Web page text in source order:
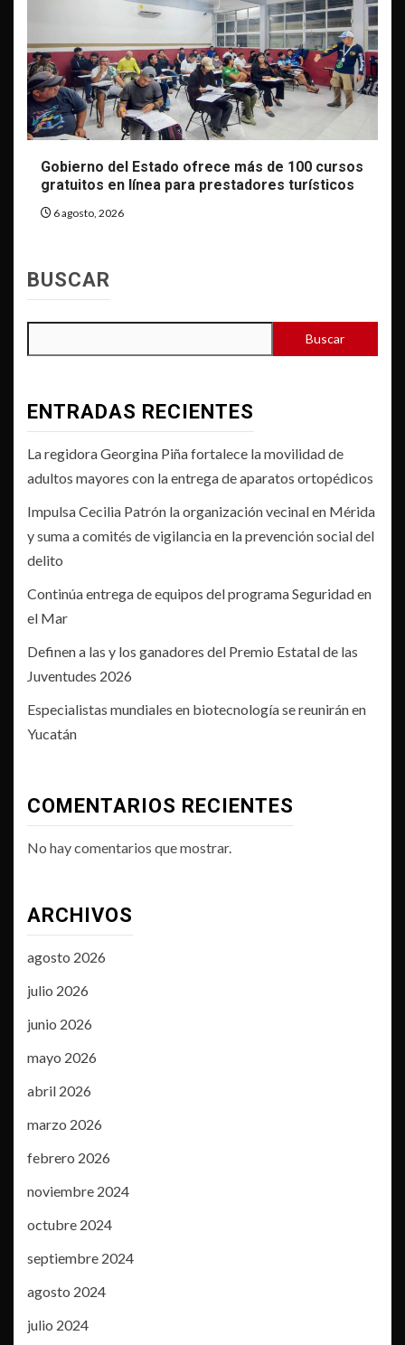
Gobierno del Estado ofrece más de 100 cursos
gratuitos en línea para prestadores turísticos
6 agosto, 2026
BUSCAR
Buscar
ENTRADAS RECIENTES
La regidora Georgina Piña fortalece la movilidad de
adultos mayores con la entrega de aparatos ortopédicos
Impulsa Cecilia Patrón la organización vecinal en Mérida
y suma a comités de vigilancia en la prevención social del
delito
Continúa entrega de equipos del programa Seguridad en
el Mar
Definen a las y los ganadores del Premio Estatal de las
Juventudes 2026
Especialistas mundiales en biotecnología se reunirán en
Yucatán
COMENTARIOS RECIENTES
No hay comentarios que mostrar.
ARCHIVOS
agosto 2026
julio 2026
junio 2026
mayo 2026
abril 2026
marzo 2026
febrero 2026
noviembre 2024
octubre 2024
septiembre 2024
agosto 2024
julio 2024